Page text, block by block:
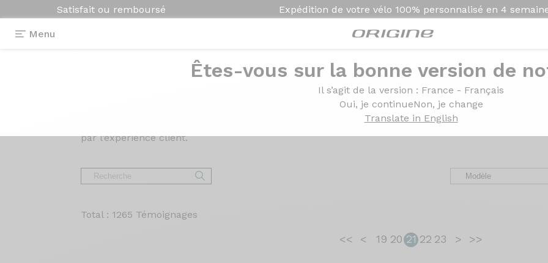
Satisfait ou remboursé Expédition de votre vélo 100% personnalisé en 4
Menu
Êtes-vous sur la bonne version de
Il s’agit de la version : France - Français
Oui, je continueNon, je change
Translate in English
témoignages des clients
Lisez les avis sur nos vélos de Route, Gravel, VTT et VAE. Des retours d’expérience, de la
par l’expérience client.
Total : 1265 Témoignages
<< < 19 20 21 22 23 > >>